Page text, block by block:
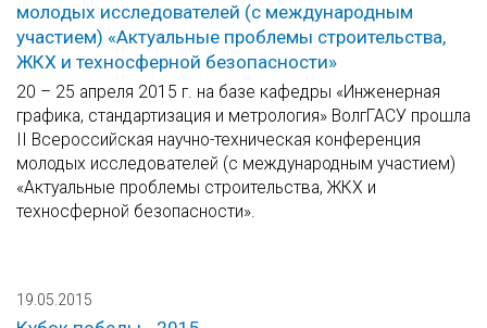
молодых исследователей (с международным
участием) «Актуальные проблемы строительства,
ЖКХ и техносферной безопасности»
20 – 25 апреля 2015 г. на базе кафедры «Инженерная
графика, стандартизация и метрология» ВолгГАСУ прошла
II Всероссийская научно-техническая конференция
молодых исследователей (с международным участием)
«Актуальные проблемы строительства, ЖКХ и
техносферной безопасности».
19.05.2015